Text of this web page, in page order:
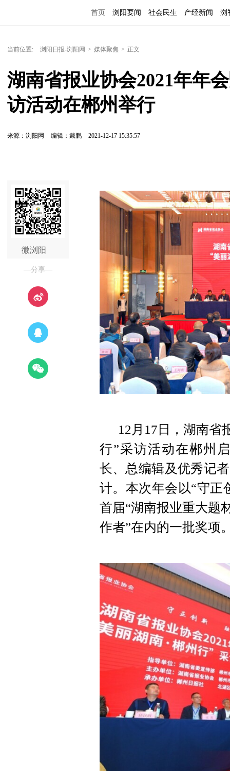
首页 浏阳要闻 社会民生 产经新闻 浏
当前位置: 浏阳日报-浏阳网 > 媒体聚焦 > 正文
湖南省报业协会2021年年
访活动在郴州举行
来源：浏阳网 编辑：戴鹏 2021-12-17 15:35:57
微浏阳
—分享—
12月17日，湖南省
行”采访活动在郴州
长、总编辑及优秀记
计。本次年会以“守正
首届“湖南报业重大题
作者”在内的一批奖项